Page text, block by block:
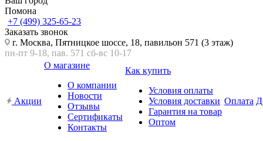
Помона
+7 (499) 325-65-23
Заказать звонок
г. Москва, Пятницкое шоссе, 18, павильон 571 (3 этаж)
пн-пт 9-18, пав. 571 сб-вс 10-17
Акции
О магазине
О компании
Новости
Отзывы
Сертификаты
Контакты
Как купить
Условия оплаты
Условия доставки
Гарантия на товар
Оптом
Оплата